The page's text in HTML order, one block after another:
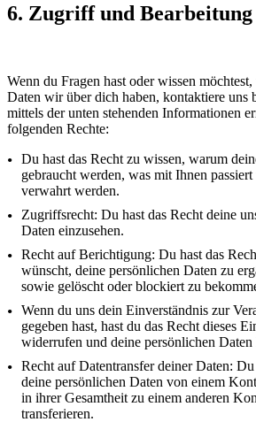
6. Zugriff und Bearbeitung
Wenn du Fragen hast oder wissen
Daten wir über dich haben, kontaktiere uns
mittels der unten stehenden Informationen
folgenden Rechte:
Du hast das Recht zu wissen, warum
gebraucht werden, was mit Ihnen
verwahrt werden.
Zugriffsrecht: Du hast das Recht deine
Daten einzusehen.
Recht auf Berichtigung: Du hast das
wünscht, deine persönlichen Daten zu
sowie gelöscht oder blockiert zu
Wenn du uns dein Einverständnis zur
gegeben hast, hast du das Recht dieses
widerrufen und deine persönlichen Daten
Recht auf Datentransfer deiner Daten:
deine persönlichen Daten von einem
in ihrer Gesamtheit zu einem anderen
transferieren.